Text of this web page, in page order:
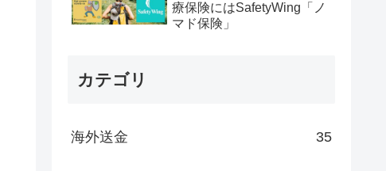
療保険にはSafetyWing「ノ
マド保険」
カテゴリ
海外送金 35